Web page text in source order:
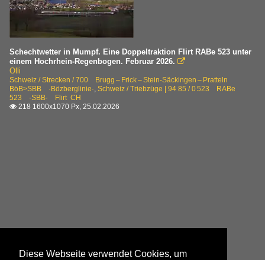
Schechtwetter in Mumpf. Eine Doppeltraktion Flirt RABe 523 unter
einem Hochrhein-Regenbogen. Februar 2026. 
Olli
Schweiz / Strecken / 700 Brugg – Frick – Stein-Säckingen – Pratteln
BöB>SBB ·Bözberglinie·, Schweiz / Triebzüge | 94 85 / 0 523 RABe
523 ·SBB· Flirt CH
 218 1600x1070 Px, 25.02.2026
Diese Webseite verwendet Cookies, um